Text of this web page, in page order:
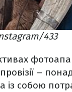
433
–
із собою